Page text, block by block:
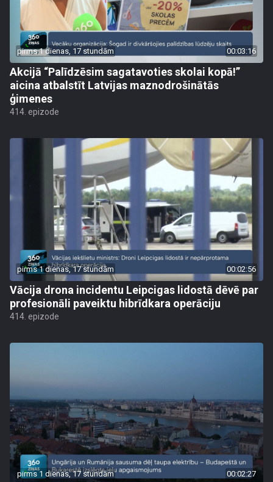
pirms 1 dienas, 17 stundām 00:03:16
Akcijā “Palīdzēsim sagatavoties skolai kopā!”
aicina atbalstīt Latvijas maznodrošinātās
ģimenes
414. epizode
pirms 1 dienas, 17 stundām 00:02:56
Vācija drona incidentu Leipcigas lidostā dēvē par
profesionāli paveiktu hibrīdkara operāciju
414. epizode
pirms 1 dienas, 17 stundām 00:02:27